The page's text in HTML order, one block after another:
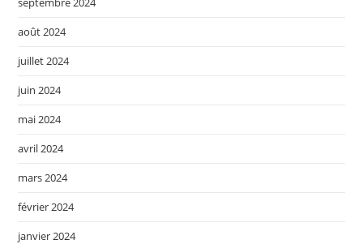
août 2024
juillet 2024
juin 2024
mai 2024
avril 2024
mars 2024
février 2024
janvier 2024